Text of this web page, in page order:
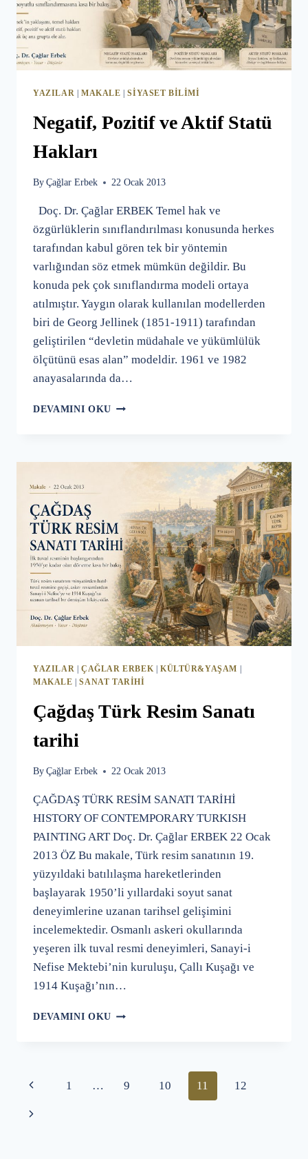
YAZILAR | MAKALE |SIYASET BILIMI
Negatif, Pozitif ve Aktif Statü
Hakları
By Çağlar Erbek 22 Ocak 2013
Doç. Dr. Çağlar ERBEK Temel hak ve
özgürlüklerin sınıflandırılması konusunda herkes
tarafından kabul gören tek bir yöntemin
varlığından söz etmek mümkün değildir. Bu
konuda pek çok sınıflandırma modeli ortaya
atılmıştır. Yaygın olarak kullanılan modellerden
biri de Georg Jellinek (1851-1911) tarafından
geliştirilen “devletin müdahale ve yükümlülük
ölçütünü esas alan” modeldir. 1961 ve 1982
anayasalarında da…
DEVAMINI OKU NEGATIF,
STATÜ
YAZILAR ÇAĞLAR ERBEK KÜLTÜR&YAŞAM
MAKALE |SANAT TARIHI
Çağdaş Türk Resim Sanatı
tarihi
By Çağlar Erbek 22 Ocak 2013
ÇAĞDAŞ TÜRK RESİM SANATI TARİHİ
HISTORY OF CONTEMPORARY TURKISH
PAINTING ART Doç. Dr. Çağlar ERBEK 22 Ocak
2013 ÖZ Bu makale, Türk resim sanatının 19.
yüzyıldaki batılılaşma hareketlerinden
başlayarak 1950’li yıllardaki soyut sanat
deneyimlerine uzanan tarihsel gelişimini
incelemektedir. Osmanlı askeri okullarında
yeşeren ilk tuval resmi deneyimleri, Sanayi-i
Nefise Mektebi’nin kuruluşu, Çallı Kuşağı ve
1914 Kuşağı’nın…
DEVAMINI OKU ÇAĞDAŞ
Page
navigation
Önceki
Sayfa
1 … 9 10 11 12
Next